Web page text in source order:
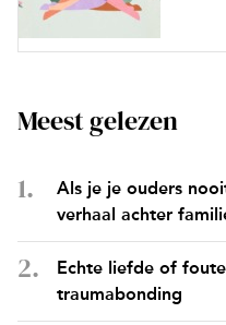
Meest gelezen
Als je je ouders
verhaal achter
Echte liefde of
traumabonding